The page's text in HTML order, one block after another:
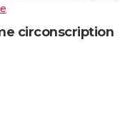
circonscription